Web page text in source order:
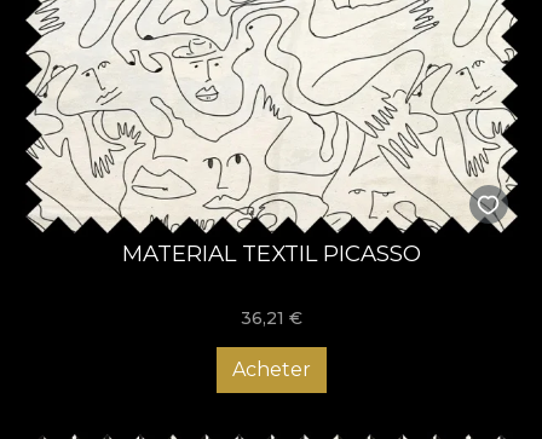
MATERIAL TEXTIL PICASSO
36,21 €
Acheter